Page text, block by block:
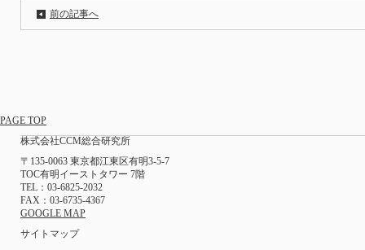
前の記事へ
PAGE TOP
株式会社CCM総合研究所
〒135-0063 東京都江東区有明3-5-7
TOC有明イーストタワー 7階
TEL：03-6825-2032
FAX：03-6735-4367
GOOGLE MAP
サイトマップ